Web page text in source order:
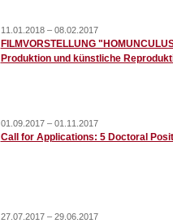
11.01.2018 – 08.02.2017
FILMVORSTELLUNG
Produktion und künstliche
01.09.2017 – 01.11.2017
Call for Applications: 5 Doctoral
27.07.2017 – 29.06.2017